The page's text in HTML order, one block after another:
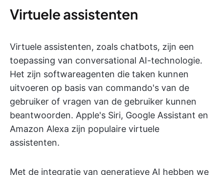
Virtuele assistenten
Virtuele assistenten, zoals chatbots, zijn een
toepassing van conversational AI-technologie.
Het zijn softwareagenten die taken kunnen
uitvoeren op basis van commando's van de
gebruiker of vragen van de gebruiker kunnen
beantwoorden. Apple's Siri, Google Assistant en
Amazon Alexa zijn populaire virtuele
assistenten.
Met de integratie van generatieve AI hebben we